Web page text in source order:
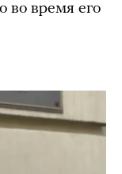
во время его